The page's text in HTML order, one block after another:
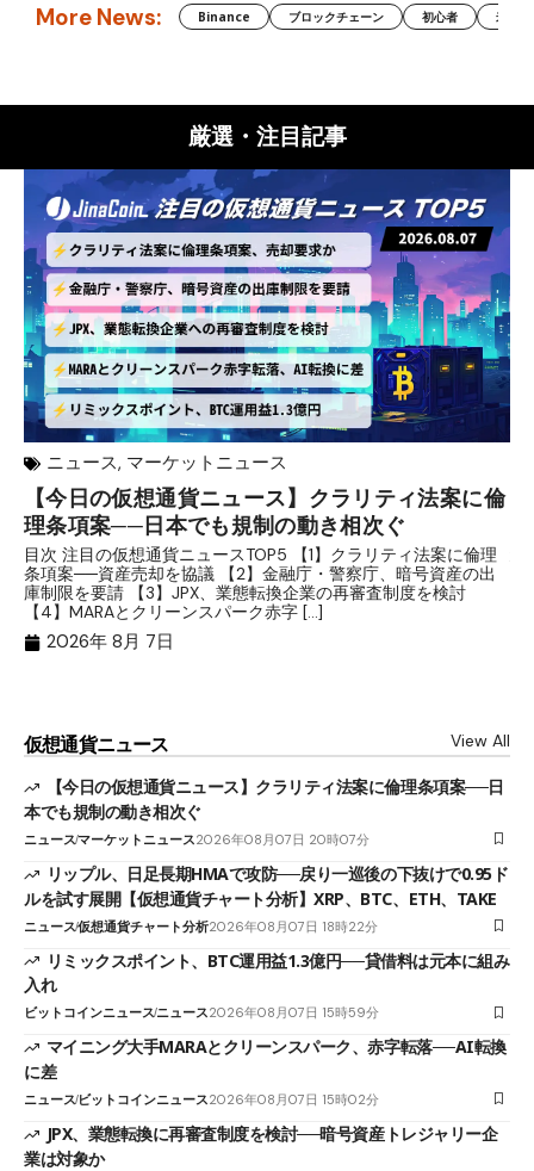
More News: Binance ブロックチェーン 初心者 米国
厳選・注目記事
ニュース, マーケットニュース
【今日の仮想通貨ニュース】クラリティ法案に倫
理条項案──日本でも規制の動き相次ぐ
目次 注目の仮想通貨ニュースTOP5 【1】クラリティ法案に倫理
条項案──資産売却を協議 【2】金融庁・警察庁、暗号資産の出
庫制限を要請 【3】JPX、業態転換企業の再審査制度を検討
【4】MARAとクリーンスパーク赤字 […]
2026年 8月 7日
仮想通貨ニュース View All
【今日の仮想通貨ニュース】クラリティ法案に倫理条項案──日
本でも規制の動き相次ぐ
ニュースマーケットニュース2026年08月07日 20時07分
リップル、日足長期HMAで攻防──戻り一巡後の下抜けで0.95ド
ルを試す展開【仮想通貨チャート分析】XRP、BTC、ETH、TAKE
ニュース仮想通貨チャート分析2026年08月07日 18時22分
リミックスポイント、BTC運用益1.3億円──貸借料は元本に組み
入れ
ビットコインニュースニュース2026年08月07日 15時59分
マイニング大手MARAとクリーンスパーク、赤字転落──AI転換
に差
ニュースビットコインニュース2026年08月07日 15時02分
JPX、業態転換に再審査制度を検討──暗号資産トレジャリー企
業は対象か